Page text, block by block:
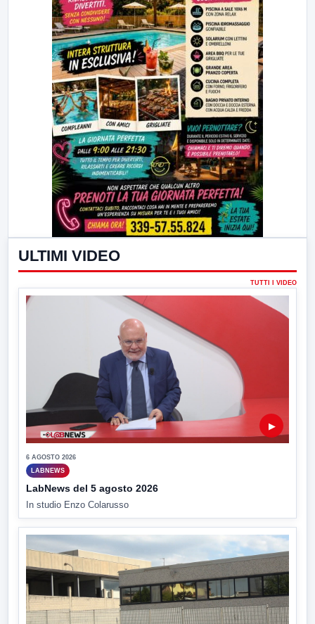
ULTIMI VIDEO
TUTTI I VIDEO
▶
6 AGOSTO 2026
LABNEWS
LabNews del 5 agosto 2026
In studio Enzo Colarusso